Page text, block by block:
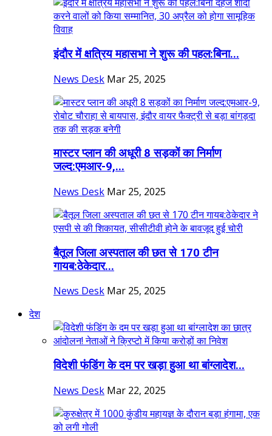
इंदौर में क्षत्रिय महासभा ने शुरू की पहल:बिना...
News Desk Mar 25, 2025
मास्टर प्लान की अधूरी 8 सड़कों का निर्माण
जल्द:एमआर-9,...
News Desk Mar 25, 2025
बैतूल जिला अस्पताल की छत से 170 टीन
गायब:ठेकेदार...
News Desk Mar 25, 2025
देश
विदेशी फंडिंग के दम पर खड़ा हुआ था बांग्लादेश...
News Desk Mar 22, 2025